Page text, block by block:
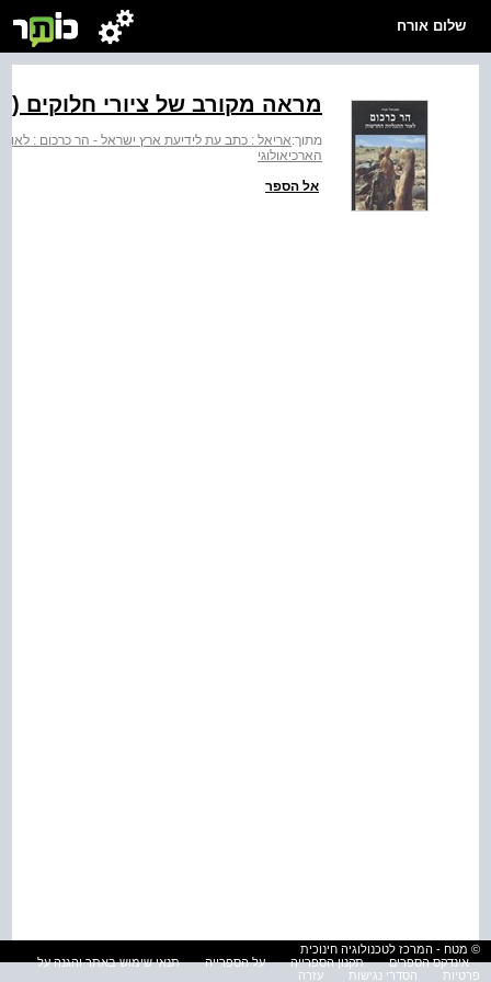
שלום אורח
מראה מקורב של ציורי חלוקים
מתוך:אריאל : כתב עת לידיעת ארץ ישראל - הר כרכום :
הארכיאולוגי
אל הספר
© מטח - המרכז לטכנולוגיה חינוכית
אינדקס הספרים
תקנון הספרייה על הספרייה
תנאי שימוש באתר והגנה על
פרטיות
הסדרי נגישות עזרה